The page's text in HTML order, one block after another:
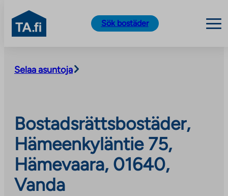
content
TA.fi
Sök bostäder
Selaa asuntoja
Bostadsrättsbostäder,
Hämeenkyläntie 75,
Hämevaara, 01640,
Vanda